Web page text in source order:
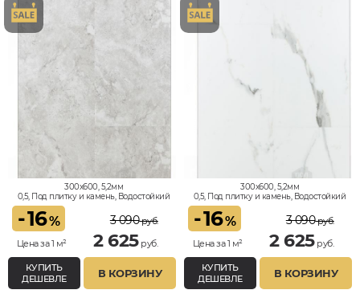
300x600, 5,2мм
0,5, Под плитку и камень, Водостойкий
-16%
Цена за 1 м²
3 090руб.
2 625руб.
КУПИТЬ
ДЕШЕВЛЕ
В КОРЗИНУ
300x600, 5,2мм
0,5, Под плитку и камень, Водостойкий
-16%
Цена за 1 м²
3 090руб.
2 625руб.
КУПИТЬ
ДЕШЕВЛЕ
В КОРЗИНУ